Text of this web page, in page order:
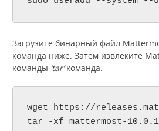
Загрузите бинарный файл
команда ниже. Затем извлеките
команды ‘tar’команда.
wget https://
tar -xf mattermost-